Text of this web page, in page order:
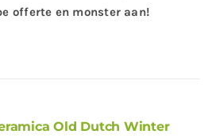
offerte en monster aan!
Old Dutch Winter